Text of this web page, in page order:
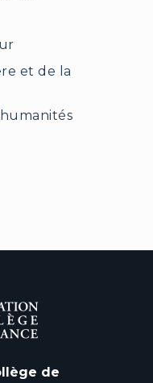
et de la
de